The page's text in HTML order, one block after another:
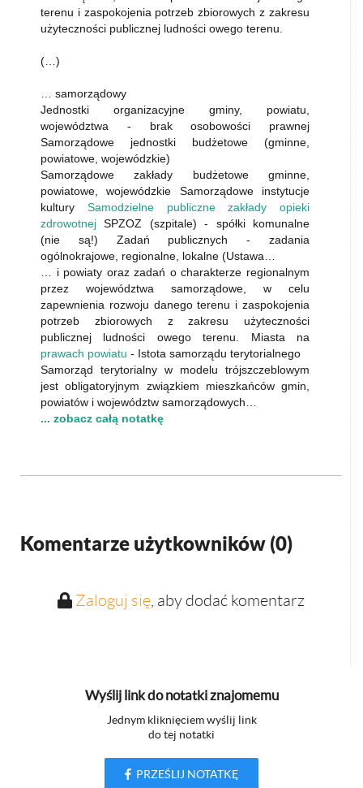
terenu i zaspokojenia potrzeb zbiorowych z zakresu
użyteczności publicznej ludności owego terenu.
(…)
… samorządowy
Jednostki organizacyjne gminy, powiatu,
województwa - brak osobowości prawnej
Samorządowe jednostki budżetowe (gminne,
powiatowe, wojewódzkie)
Samorządowe zakłady budżetowe gminne,
powiatowe, wojewódzkie Samorządowe instytucje
kultury Samodzielne publiczne zakłady opieki
zdrowotnej SPZOZ (szpitale) - spółki komunalne
(nie są!) Zadań publicznych - zadania
ogólnokrajowe, regionalne, lokalne (Ustawa…
… i powiaty oraz zadań o charakterze regionalnym
przez województwa samorządowe, w celu
zapewnienia rozwoju danego terenu i zaspokojenia
potrzeb zbiorowych z zakresu użyteczności
publicznej ludności owego terenu. Miasta na
prawach powiatu - Istota samorządu terytorialnego
Samorząd terytorialny w modelu trójszczeblowym
jest obligatoryjnym związkiem mieszkańców gmin,
powiatów i województw samorządowych…
... zobacz całą notatkę
Komentarze użytkowników (0)
Zaloguj się, aby dodać komentarz
Wyślij link do notatki znajomemu
Jednym kliknięciem wyślij link
do tej notatki
PRZEŚLIJ NOTATKĘ